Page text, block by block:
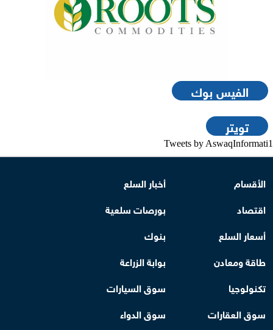
الفيس بوك
تويتر
Tweets by AswaqInformati1
الأقسام
أخبار السلع
اقتصاد
بورصات سلعية
أسعار السلع
بنوك
طاقة ومعادن
بوابة الزراعة
تكنولوجيا
سوق السيارات
سوق العقارات
سوق الدواء